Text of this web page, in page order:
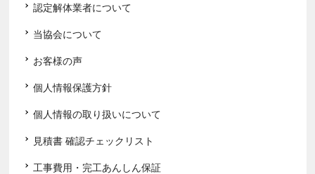
認定解体業者について
当協会について
お客様の声
個人情報保護方針
個人情報の取り扱いについて
見積書 確認チェックリスト
工事費用・完工あんしん保証